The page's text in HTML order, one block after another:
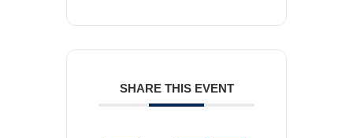
SHARE THIS EVENT